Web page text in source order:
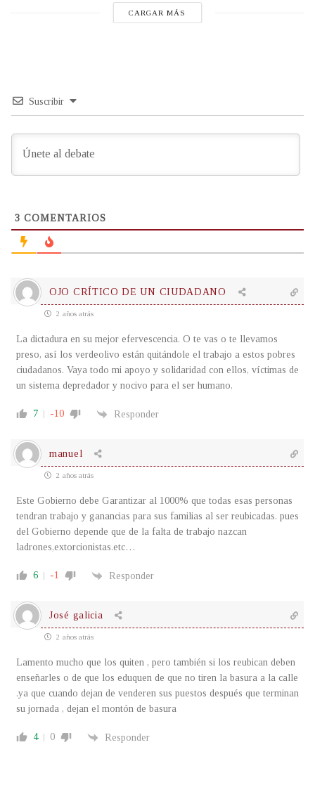
CARGAR MÁS
Suscribir
3 COMENTARIOS
OJO CRÍTICO DE UN CIUDADANO
2 años atrás
La dictadura en su mejor efervescencia. O te vas o te llevamos
preso, así los verdeolivo están quitándole el trabajo a estos pobres
ciudadanos. Vaya todo mi apoyo y solidaridad con ellos, víctimas de
un sistema depredador y nocivo para el ser humano.
7 -10 Responder
manuel
2 años atrás
Este Gobierno debe Garantizar al 1000% que todas esas personas
tendran trabajo y ganancias para sus familias al ser reubicadas. pues
del Gobierno depende que de la falta de trabajo nazcan
ladrones,extorcionistas.etc…
6 -1 Responder
José galicia
2 años atrás
Lamento mucho que los quiten , pero también si los reubican deben
enseñarles o de que los eduquen de que no tiren la basura a la calle
.ya que cuando dejan de venderen sus puestos después que terminan
su jornada , dejan el montón de basura
4 0 Responder